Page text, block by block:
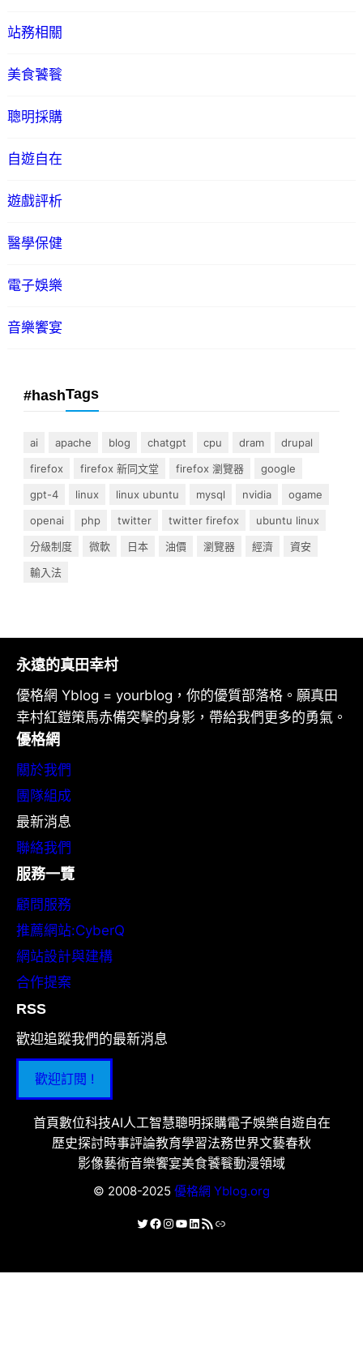
站務相關
美食饕餮
聰明採購
自遊自在
遊戲評析
醫學保健
電子娛樂
音樂饗宴
#hashTags
ai apache blog chatgpt cpu dram
drupal
firefox
firefox 新同文堂 firefox 瀏覽器
google
gpt-4
linux linux ubuntu mysql nvidia
ogame
openai
php twitter twitter firefox
ubuntu linux
分級制度
微軟 日本 油價 瀏覽器 經濟
資安
輸入法
永遠的真田幸村
優格網 Yblog = yourblog，你的優質部落格。願真田
幸村紅鎧策馬赤備突擊的身影，帶給我們更多的勇氣。
優格網
關於我們
團隊組成
最新消息
聯絡我們
服務一覽
顧問服務
推薦網站:CyberQ
網站設計與建構
合作提案
RSS
歡迎追蹤我們的最新消息
歡迎訂閱 !
首頁數位科技AI人工智慧聰明採購電子娛樂自遊自在
歷史探討時事評論教育學習法務世界文藝春秋
影像藝術音樂饗宴美食饕餮動漫領域
© 2008-2025 優格網 Yblog.org
X Facebook
Instagram
YouTube
LinkedIn
RSS 資訊提供連結